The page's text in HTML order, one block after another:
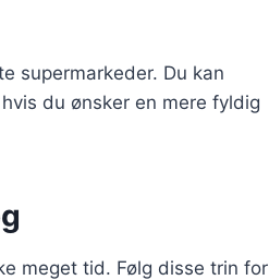
supermarkeder. Du kan
du ønsker en mere fyldig
meget tid. Følg disse trin for